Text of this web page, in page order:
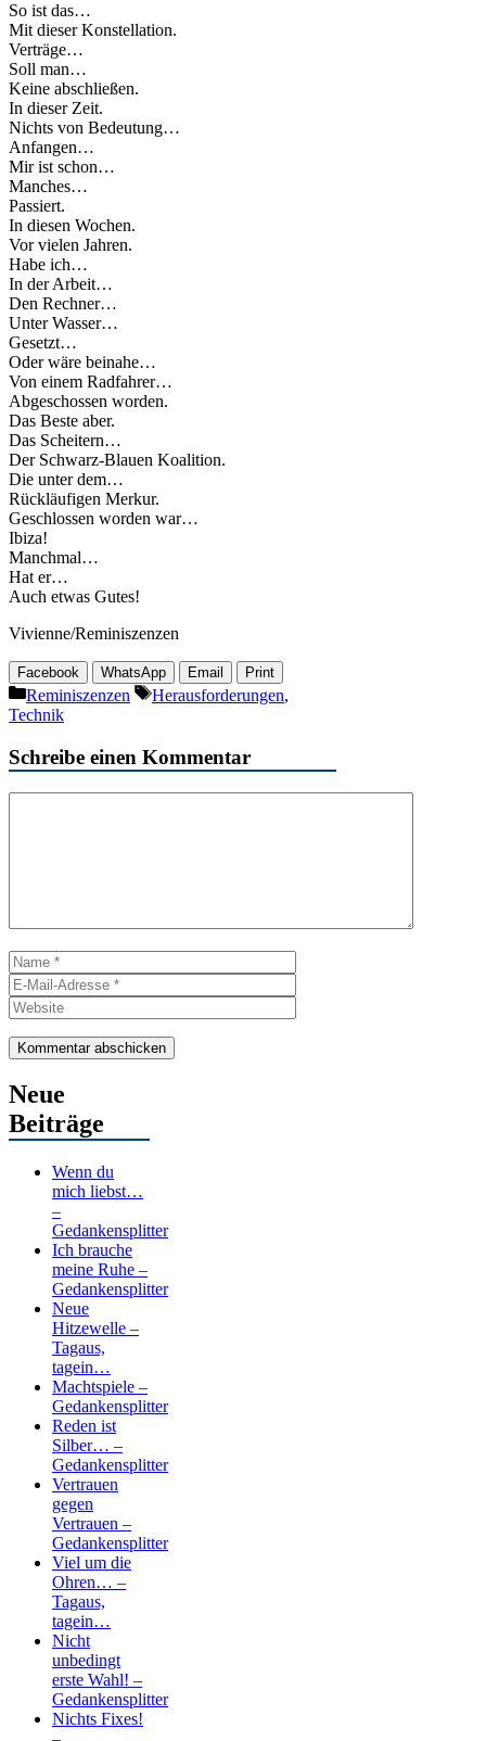
So ist das…
Mit dieser Konstellation.
Verträge…
Soll man…
Keine abschließen.
In dieser Zeit.
Nichts von Bedeutung…
Anfangen…
Mir ist schon…
Manches…
Passiert.
In diesen Wochen.
Vor vielen Jahren.
Habe ich…
In der Arbeit…
Den Rechner…
Unter Wasser…
Gesetzt…
Oder wäre beinahe…
Von einem Radfahrer…
Abgeschossen worden.
Das Beste aber.
Das Scheitern…
Der Schwarz-Blauen Koalition.
Die unter dem…
Rückläufigen Merkur.
Geschlossen worden war…
Ibiza!
Manchmal…
Hat er…
Auch etwas Gutes!
Vivienne/Reminiszenzen
Facebook WhatsApp Email Print
Kategorien
Reminiszenzen Schlagwörter
Herausforderungen,
Technik
Schreibe einen Kommentar
Name
Mail-
Adresse
Neue
Beiträge
Wenn du
mich liebst…
–
Gedankensplitter
Ich brauche
meine Ruhe –
Gedankensplitter
Neue
Hitzewelle –
Tagaus,
tagein…
Machtspiele –
Gedankensplitter
Reden ist
Silber… –
Gedankensplitter
Vertrauen
gegen
Vertrauen –
Gedankensplitter
Viel um die
Ohren… –
Tagaus,
tagein…
Nicht
unbedingt
erste Wahl! –
Gedankensplitter
Nichts Fixes!